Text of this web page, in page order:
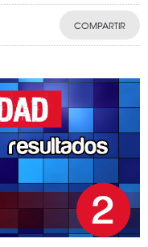
COMPARTIR